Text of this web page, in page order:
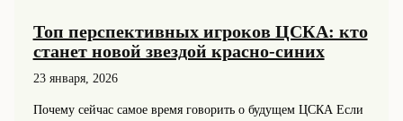
Топ перспективных игроков ЦСКА: кто
станет новой звездой красно-синих
23 января, 2026
Почему сейчас самое время говорить о будущем ЦСКА Если